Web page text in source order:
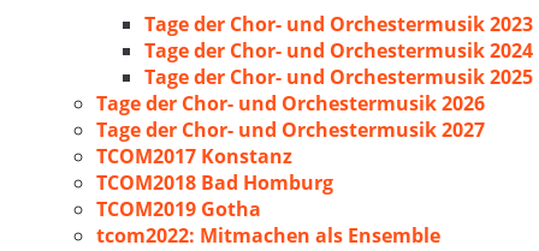
Tage der Chor- und Orchestermusik 2023
Tage der Chor- und Orchestermusik 2024
Tage der Chor- und Orchestermusik 2025
Tage der Chor- und Orchestermusik 2026
Tage der Chor- und Orchestermusik 2027
TCOM2017 Konstanz
TCOM2018 Bad Homburg
TCOM2019 Gotha
tcom2022: Mitmachen als Ensemble